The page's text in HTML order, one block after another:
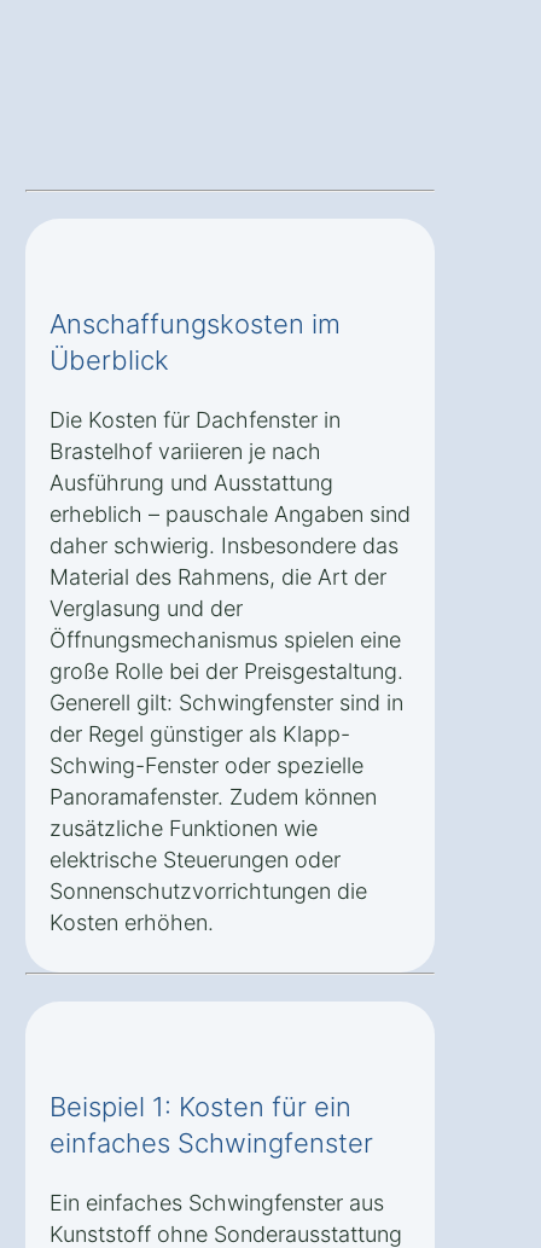
Anschaffungskosten im
Überblick
Die Kosten für Dachfenster in
Brastelhof variieren je nach
Ausführung und Ausstattung
erheblich – pauschale Angaben sind
daher schwierig. Insbesondere das
Material des Rahmens, die Art der
Verglasung und der
Öffnungsmechanismus spielen eine
große Rolle bei der Preisgestaltung.
Generell gilt: Schwingfenster sind in
der Regel günstiger als Klapp-
Schwing-Fenster oder spezielle
Panoramafenster. Zudem können
zusätzliche Funktionen wie
elektrische Steuerungen oder
Sonnenschutzvorrichtungen die
Kosten erhöhen.
Beispiel 1: Kosten für ein
einfaches Schwingfenster
Ein einfaches Schwingfenster aus
Kunststoff ohne Sonderausstattung